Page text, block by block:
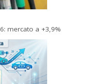
mercato a +3,9%